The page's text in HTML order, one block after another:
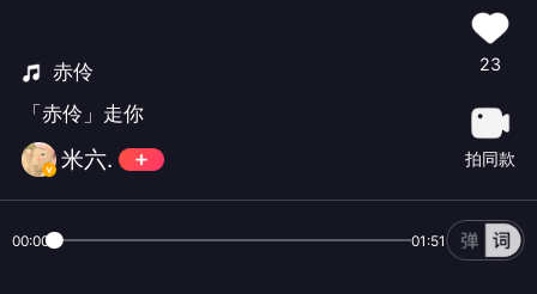
赤伶
「赤伶」走你
米六.
23
拍同款
00:00 01:51